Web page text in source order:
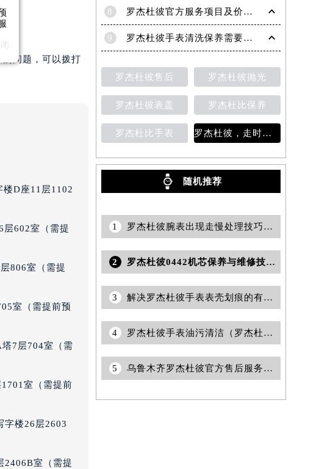
前预约）
京总部）（需提前预约）
预约）
前预约）
问题，可以拨打
楼D座11层1102
层602室（需提
806室（需提
室（需提前预
7层704室（需
室（需提前
字楼26层2603
2406B室（需提
8 罗杰杜彼官方服务项目及价格查询｜完整地址与售后热线权威信息声明（2026年7月最新）
9 罗杰杜彼手表清洗保养需要多久？
罗杰杜彼售后 罗杰杜彼抛光
罗杰杜彼表盖 罗杰杜比保养
罗杰杜比手表 罗杰杜彼，走时检测
随机推荐
1 罗杰杜彼腕表出现走慢处理技巧是什么(罗杰杜彼腕表走慢原因及解决方法)
2 罗杰杜彼0442机芯保养与维修技术解析权威公示（2026年7月最新）
3 解决罗杰杜彼手表表壳划痕的有效处理方法?
4 罗杰杜彼手表油污清洁（罗杰杜彼手表保养注意事项）
5 乌鲁木齐罗杰杜彼官方售后服务中心｜网点地址与电话权威信息公示（2026年6月最新）